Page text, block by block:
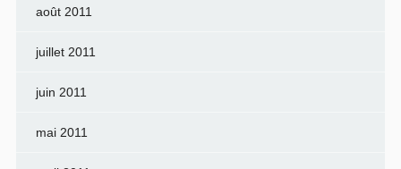
août 2011
juillet 2011
juin 2011
mai 2011